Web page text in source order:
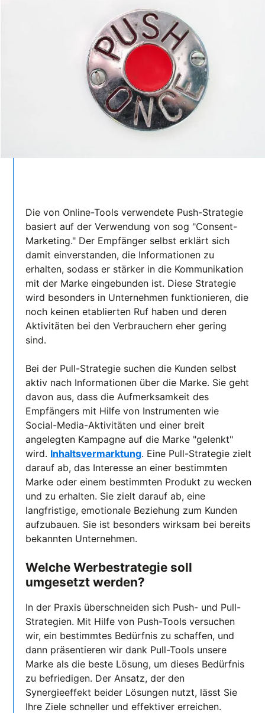
Die von Online-Tools verwendete Push-Strategie
basiert auf der Verwendung von sog "Consent-
Marketing." Der Empfänger selbst erklärt sich
damit einverstanden, die Informationen zu
erhalten, sodass er stärker in die Kommunikation
mit der Marke eingebunden ist. Diese Strategie
wird besonders in Unternehmen funktionieren, die
noch keinen etablierten Ruf haben und deren
Aktivitäten bei den Verbrauchern eher gering
sind.
Bei der Pull-Strategie suchen die Kunden selbst
aktiv nach Informationen über die Marke. Sie geht
davon aus, dass die Aufmerksamkeit des
Empfängers mit Hilfe von Instrumenten wie
Social-Media-Aktivitäten und einer breit
angelegten Kampagne auf die Marke "gelenkt"
wird. Inhaltsvermarktung. Eine Pull-Strategie zielt
darauf ab, das Interesse an einer bestimmten
Marke oder einem bestimmten Produkt zu wecken
und zu erhalten. Sie zielt darauf ab, eine
langfristige, emotionale Beziehung zum Kunden
aufzubauen. Sie ist besonders wirksam bei bereits
bekannten Unternehmen.
Welche Werbestrategie soll
umgesetzt werden?
In der Praxis überschneiden sich Push- und Pull-
Strategien. Mit Hilfe von Push-Tools versuchen
wir, ein bestimmtes Bedürfnis zu schaffen, und
dann präsentieren wir dank Pull-Tools unsere
Marke als die beste Lösung, um dieses Bedürfnis
zu befriedigen. Der Ansatz, der den
Synergieeffekt beider Lösungen nutzt, lässt Sie
Ihre Ziele schneller und effektiver erreichen.